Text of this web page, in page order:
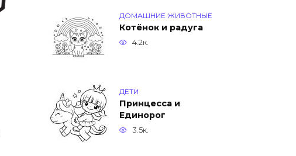
ДОМАШНИЕ ЖИВОТНЫЕ
Котёнок и радуга
4.2к.
ДЕТИ
Принцесса и
Единорог
3.5к.